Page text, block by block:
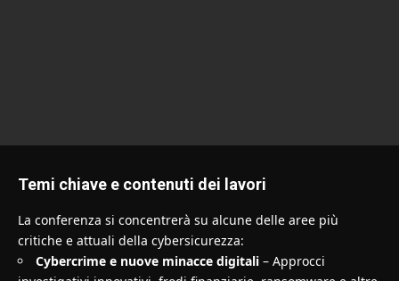
Temi chiave e contenuti dei lavori
La conferenza si concentrerà su alcune delle aree più
critiche e attuali della cybersicurezza:
Cybercrime e nuove minacce digitali – Approcci